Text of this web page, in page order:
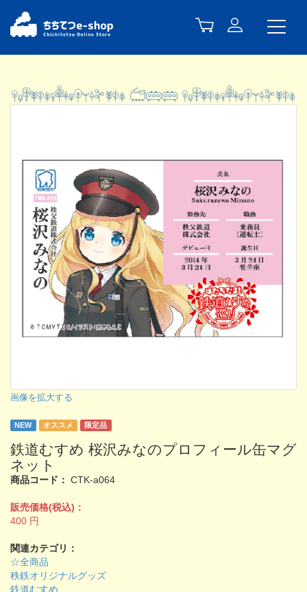
画像を拡大する
NEW オススメ 限定品
鉄道むすめ 桜沢みなのプロフィール缶マグ
ネット
商品コード： CTK-a064
販売価格(税込)：
400 円
関連カテゴリ：
☆全商品
秩鉄オリジナルグッズ
鉄道むすめ